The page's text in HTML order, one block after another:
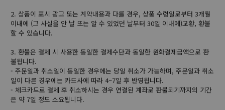
2. 상품이 표시 광고 또는 계약내용과 다를 경우, 상품 수령일로부터 3개월
이내에 (그 사실을 안 날 또는 알 수 있었던 날부터 30일 이내에)교환, 환불
할 수 있습니다.
3. 환불은 결제 시 사용한 동일한 결제수단과 동일한 원화결제금액으로 환
불됩니다.
- 주문일과 취소일이 동일한 경우에는 당일 취소가 가능하며, 주문일과 취소
일이 다른 경우에는 카드사에 따라 4~7일 후 반영됩니다.
- 체크카드로 결제 후 취소하시는 경우 연결된 계좌로 환불되기까지의 기간
은 약 7일 정도 소요됩니다.